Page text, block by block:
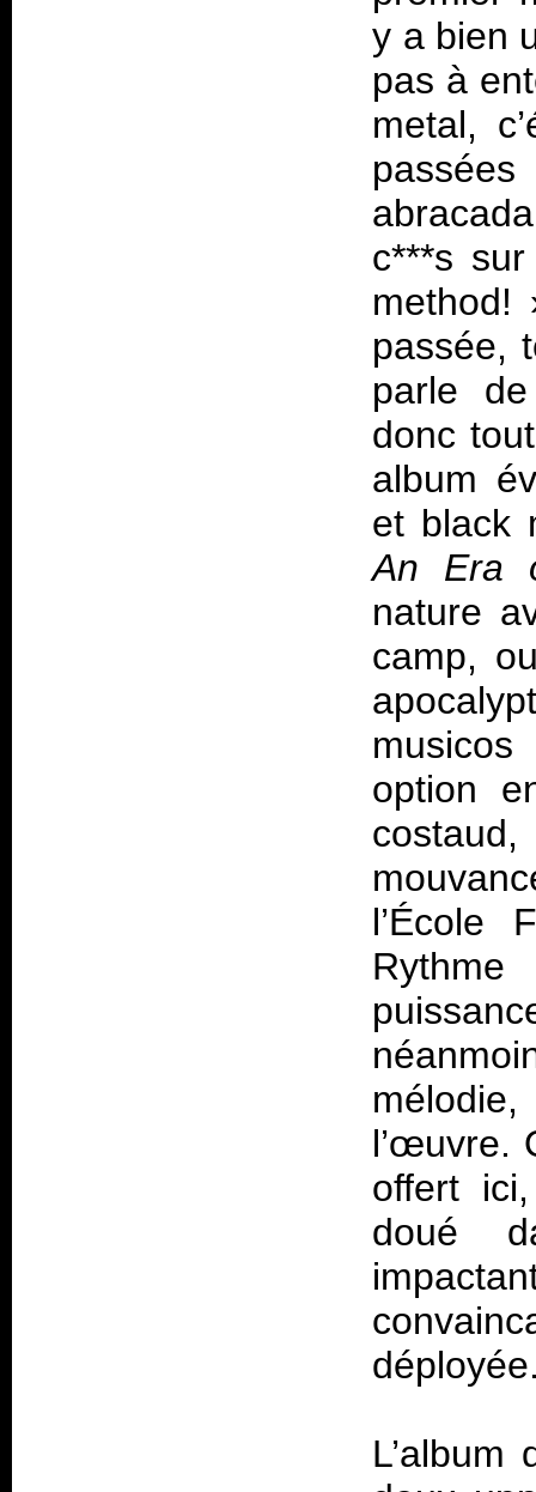
y a bien
pas à
metal,
c***s
method!
passée,
parle
donc
album
et black
An Era
nature
camp,
option
l’École
Rythme
l’œuvre.
offert
doué